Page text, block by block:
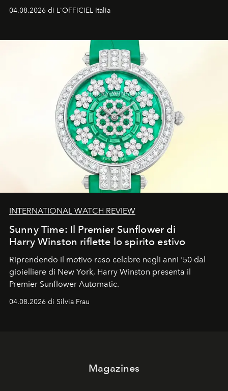
John John Kennedy sono i protagonisti della storia
04.08.2026 di L'OFFICIEL Italia
INTERNATIONAL WATCH REVIEW
Sunny Time: Il Premier Sunflower di
Harry Winston riflette lo spirito estivo
Riprendendo il motivo reso celebre negli anni '50 dal
gioielliere di New York, Harry Winston presenta il
Premier Sunflower Automatic.
04.08.2026 di Silvia Frau
Magazines